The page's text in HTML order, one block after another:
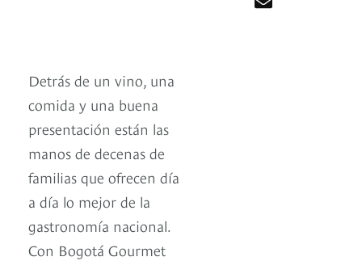
Detrás de un vino, una
comida y una buena
presentación están las
manos de decenas de
familias que ofrecen día
a día lo mejor de la
gastronomía nacional.
Con Bogotá Gourmet